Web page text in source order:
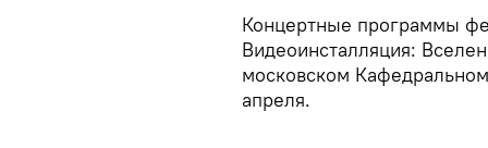
Концертные программы
Видеоинсталляция:
московском
апреля.